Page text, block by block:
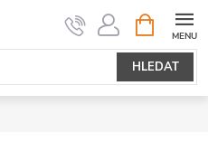
HLEDAT
NÁKUPNÍ
KOŠÍK